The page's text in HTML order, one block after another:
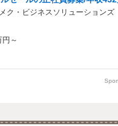
ク・ビジネスソリューションズ
～